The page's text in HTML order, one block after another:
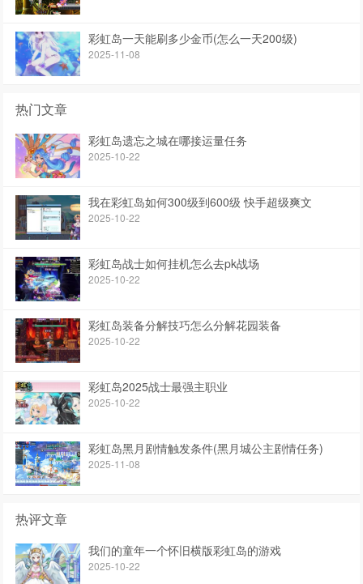
彩虹岛一天能刷多少金币(怎么一天200级)
2025-11-08
热门文章
彩虹岛遗忘之城在哪接运量任务
2025-10-22
我在彩虹岛如何300级到600级 快手超级爽文
2025-10-22
彩虹岛战士如何挂机怎么去pk战场
2025-10-22
彩虹岛装备分解技巧怎么分解花园装备
2025-10-22
彩虹岛2025战士最强主职业
2025-10-22
彩虹岛黑月剧情触发条件(黑月城公主剧情任务)
2025-11-08
热评文章
我们的童年一个怀旧横版彩虹岛的游戏
2025-10-22